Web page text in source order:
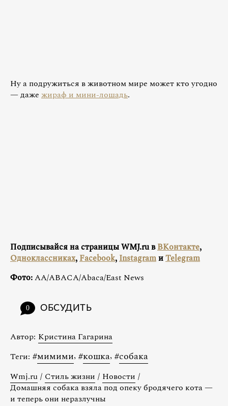
Ну а подружиться в животном мире может кто угодно
— даже жираф и мини-лошадь.
Подписывайся на страницы WMJ.ru вВКонтакте,
Одноклассниках,Facebook,InstagramиTelegram
Фото:AA/ABACA/Abaca/East News
0 ОБСУДИТЬ
Автор: Кристина Гагарина
Теги: #мимими, #кошка, #собака
Wmj.ru / Стиль жизни / Новости /
Домашняя собака взяла под опеку бродячего кота —
и теперь они неразлучны